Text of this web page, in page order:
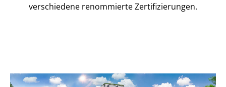
verschiedene renommierte Zer­ti­fi­zie­run­gen.